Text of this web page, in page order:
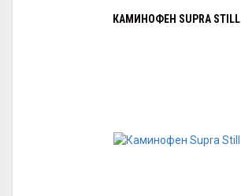
КАМИНОФЕН SUPRA STILL